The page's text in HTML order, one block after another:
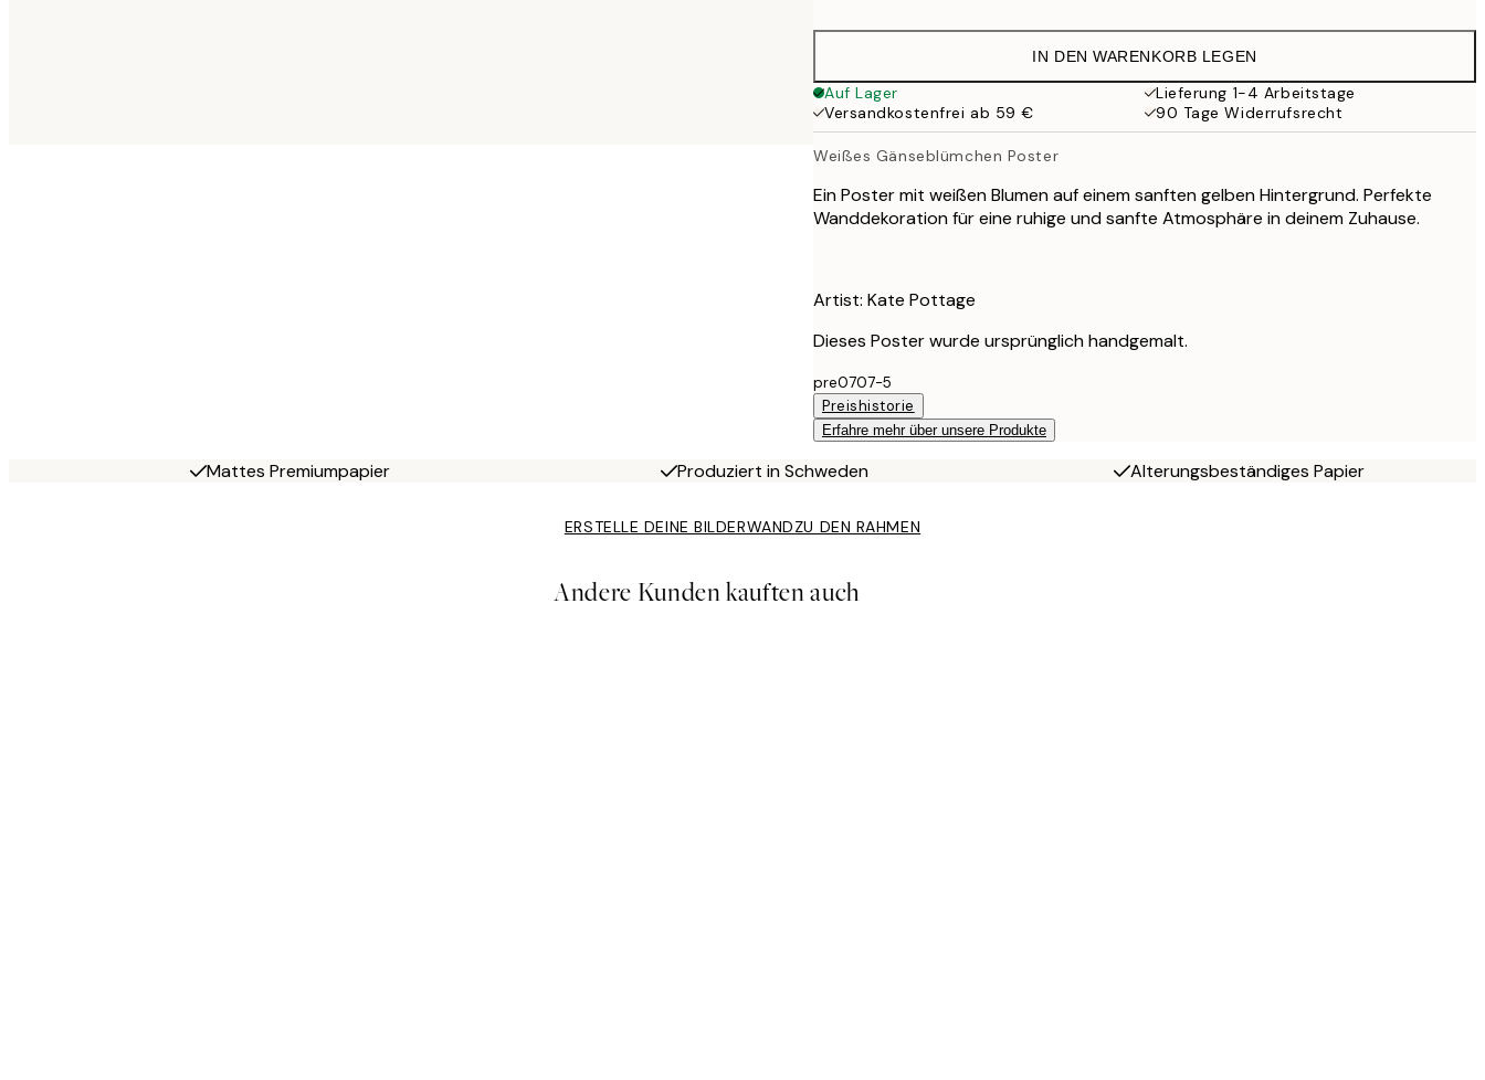
41,95 €
54,45 €
IN DEN WARENKORB LEGEN
Auf Lager
Lieferung 1-4 Arbeitstage
Versandkostenfrei ab 59 €
90 Tage Widerrufsrecht
Weißes Gänseblümchen Poster
Ein Poster mit weißen Blumen auf einem sanften gelben Hintergrund. Perfekte
Wanddekoration für eine ruhige und sanfte Atmosphäre in deinem Zuhause.
Artist: Kate Pottage
Dieses Poster wurde ursprünglich handgemalt.
pre0707-5
Preishistorie
Erfahre mehr über unsere Produkte
Mattes Premiumpapier Produziert in Schweden Alterungsbeständiges Papier
ERSTELLE DEINE BILDERWANDZU DEN RAHMEN
Andere Kunden kauften auch